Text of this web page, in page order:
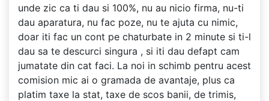
unde zic ca ti dau si 100%, nu au nicio firma, nu-ti
dau aparatura, nu fac poze, nu te ajuta cu nimic,
doar iti fac un cont pe chaturbate in 2 minute si ti-l
dau sa te descurci singura , si iti dau defapt cam
jumatate din cat faci. La noi in schimb pentru acest
comision mic ai o gramada de avantaje, plus ca
platim taxe la stat, taxe de scos banii, de trimis,